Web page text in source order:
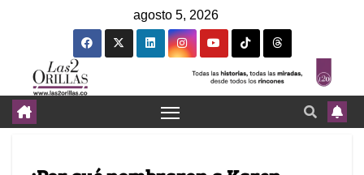
agosto 5, 2026